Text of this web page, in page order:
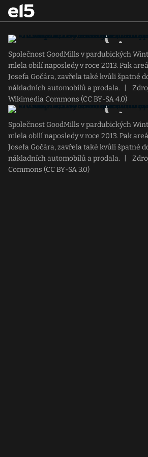
Společnost GoodMills v pardubických
mlela obilí naposledy v roce 2013. Pak
Josefa Gočára, zavřela také kvůli špatné
nákladních automobilů a prodala.
Wikimedia Commons (CC BY-SA 4.0)
Společnost GoodMills v pardubických
mlela obilí naposledy v roce 2013. Pak
Josefa Gočára, zavřela také kvůli špatné
nákladních automobilů a prodala.
Commons (CC BY-SA 3.0)